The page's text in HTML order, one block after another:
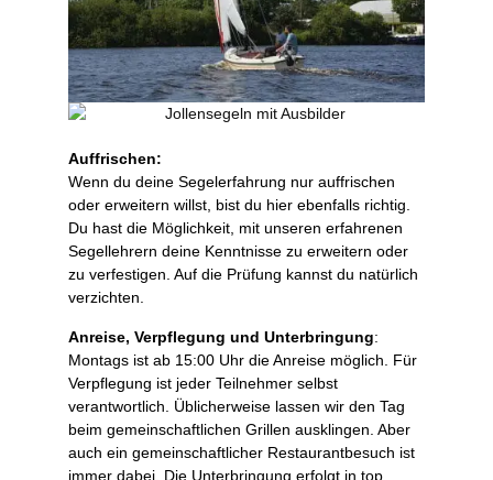
Auffrischen:
Wenn du deine Segelerfahrung nur auffrischen
oder erweitern willst, bist du hier ebenfalls richtig.
Du hast die Möglichkeit, mit unseren erfahrenen
Segellehrern deine Kenntnisse zu erweitern oder
zu verfestigen. Auf die Prüfung kannst du natürlich
verzichten.
Anreise, Verpflegung und Unterbringung:
Montags ist ab 15:00 Uhr die Anreise möglich. Für
Verpflegung ist jeder Teilnehmer selbst
verantwortlich. Üblicherweise lassen wir den Tag
beim gemeinschaftlichen Grillen ausklingen. Aber
auch ein gemeinschaftlicher Restaurantbesuch ist
immer dabei. Die Unterbringung erfolgt in top